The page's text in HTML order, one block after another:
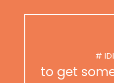
#
to get